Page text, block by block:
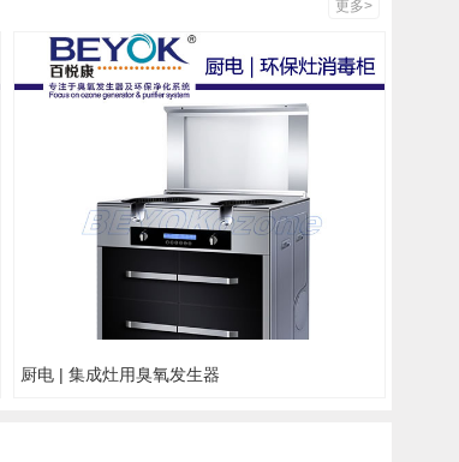
更多>
厨电 | 集成灶用臭氧发生器